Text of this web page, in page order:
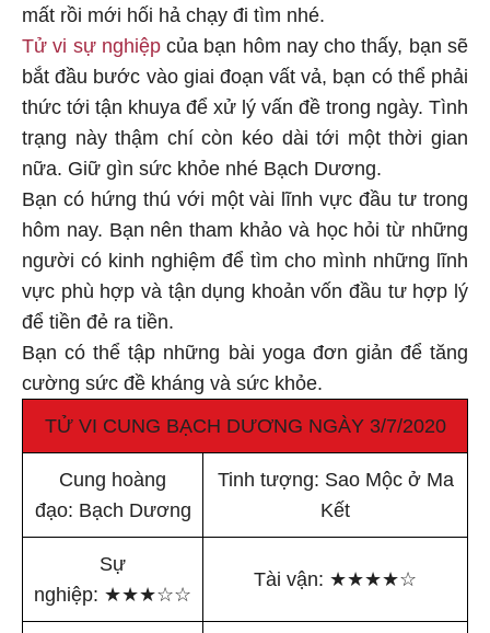
mất rồi mới hối hả chạy đi tìm nhé.
Tử vi sự nghiệpcủa bạn hôm nay cho thấy, bạn sẽ
bắt đầu bước vào giai đoạn vất vả, bạn có thể phải
thức tới tận khuya để xử lý vấn đề trong ngày. Tình
trạng này thậm chí còn kéo dài tới một thời gian
nữa. Giữ gìn sức khỏe nhé Bạch Dương.
Bạn có hứng thú với một vài lĩnh vực đầu tư trong
hôm nay. Bạn nên tham khảo và học hỏi từ những
người có kinh nghiệm để tìm cho mình những lĩnh
vực phù hợp và tận dụng khoản vốn đầu tư hợp lý
để tiền đẻ ra tiền.
Bạn có thể tập những bài yoga đơn giản để tăng
cường sức đề kháng và sức khỏe.
TỬ VI CUNG BẠCH DƯƠNG NGÀY 3/7/2020
Cung hoàng
đạo: Bạch Dương
Tinh tượng: Sao Mộc ở Ma
Kết
Sự
nghiệp: ★★★☆☆
Tài vận: ★★★★☆